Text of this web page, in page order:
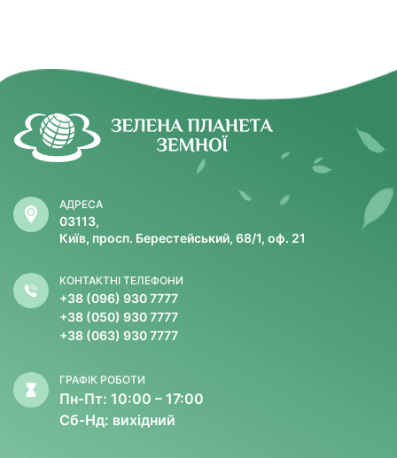
АДРЕСА
03113,
Київ, просп. Берестейський, 68/1, оф. 21
КОНТАКТНІ ТЕЛЕФОНИ
+38 (096) 930 7777
+38 (050) 930 7777
+38 (063) 930 7777
ГРАФІК РОБОТИ
Пн-Пт: 10:00 – 17:00
Сб-Нд: вихідний